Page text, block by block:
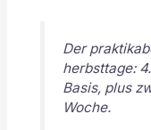
Der
herbsttage:
Basis, plus
Woche.